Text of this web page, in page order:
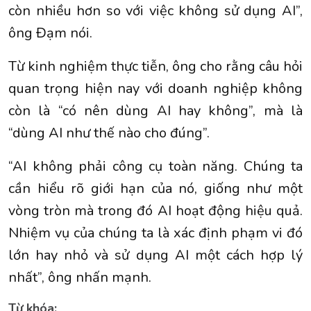
còn nhiều hơn so với việc không sử dụng AI”,
ông Đạm nói.
Từ kinh nghiệm thực tiễn, ông cho rằng câu hỏi
quan trọng hiện nay với doanh nghiệp không
còn là “có nên dùng AI hay không”, mà là
“dùng AI như thế nào cho đúng”.
“AI không phải công cụ toàn năng. Chúng ta
cần hiểu rõ giới hạn của nó, giống như một
vòng tròn mà trong đó AI hoạt động hiệu quả.
Nhiệm vụ của chúng ta là xác định phạm vi đó
lớn hay nhỏ và sử dụng AI một cách hợp lý
nhất”, ông nhấn mạnh.